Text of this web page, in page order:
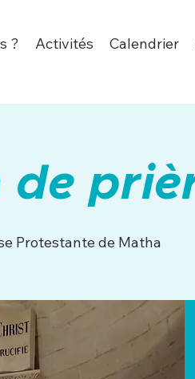
? Activités Calendrier
de
Protestante de Matha